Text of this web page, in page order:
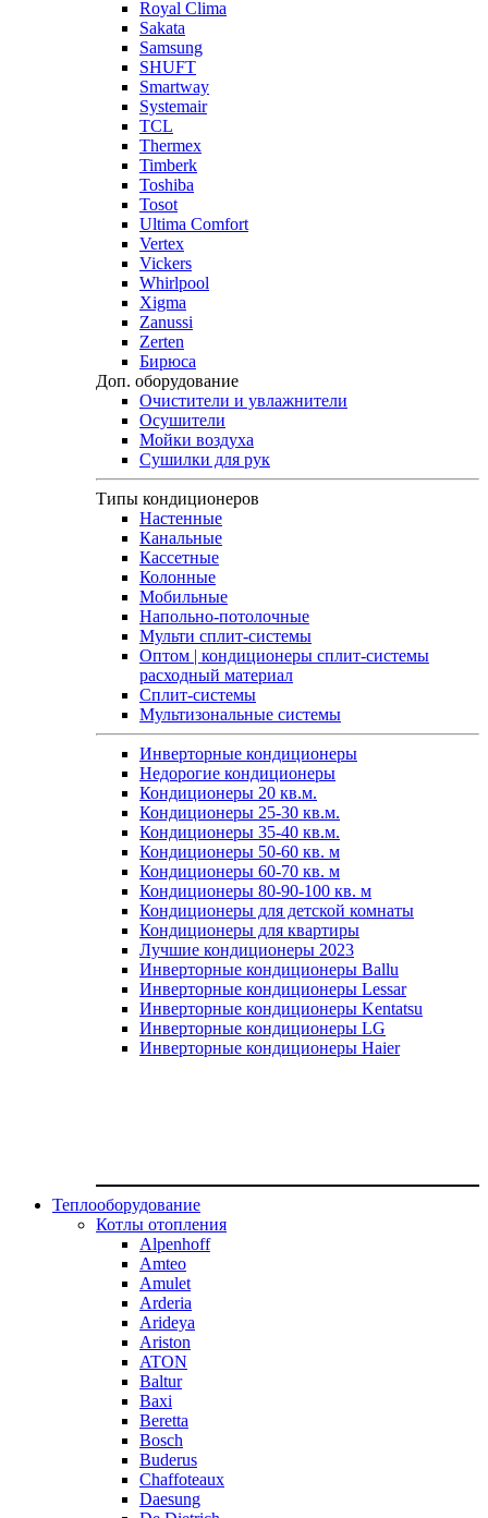
Royal Clima
Sakata
Samsung
SHUFT
Smartway
Systemair
TCL
Thermex
Timberk
Toshiba
Tosot
Ultima Comfort
Vertex
Vickers
Whirlpool
Xigma
Zanussi
Zerten
Бирюса
Доп. оборудование
Очистители и увлажнители
Осушители
Мойки воздуха
Сушилки для рук
Типы кондиционеров
Настенные
Канальные
Кассетные
Колонные
Мобильные
Напольно-потолочные
Мульти сплит-системы
Оптом | кондиционеры сплит-системы
расходный материал
Сплит-системы
Мультизональные системы
Инверторные кондиционеры
Недорогие кондиционеры
Кондиционеры 20 кв.м.
Кондиционеры 25-30 кв.м.
Кондиционеры 35-40 кв.м.
Кондиционеры 50-60 кв. м
Кондиционеры 60-70 кв. м
Кондиционеры 80-90-100 кв. м
Кондиционеры для детской комнаты
Кондиционеры для квартиры
Лучшие кондиционеры 2023
Инверторные кондиционеры Ballu
Инверторные кондиционеры Lessar
Инверторные кондиционеры Kentatsu
Инверторные кондиционеры LG
Инверторные кондиционеры Haier
Теплооборудование
Котлы отопления
Alpenhoff
Amteo
Amulet
Arderia
Arideya
Ariston
ATON
Baltur
Baxi
Beretta
Bosch
Buderus
Chaffoteaux
Daesung